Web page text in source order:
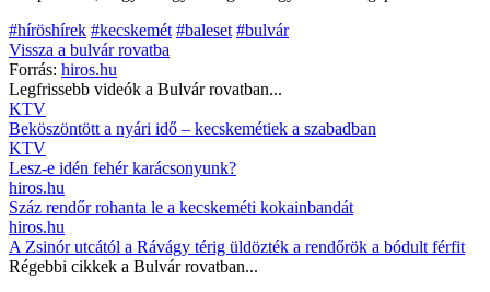
#híröshírek #kecskemét #baleset #bulvár
Vissza a bulvárrovatba
Forrás: hiros.hu
Legfrissebb videók a Bulvárrovatban...
KTV
Beköszöntött a nyári idő – kecskemétiek a szabadban
KTV
Lesz-e idén fehér karácsonyunk?
hiros.hu
Száz rendőr rohanta le a kecskeméti kokainbandát
hiros.hu
A Zsinór utcától a Rávágy térig üldözték a rendőrök a bódult férfit
Régebbi cikkek a Bulvárrovatban...